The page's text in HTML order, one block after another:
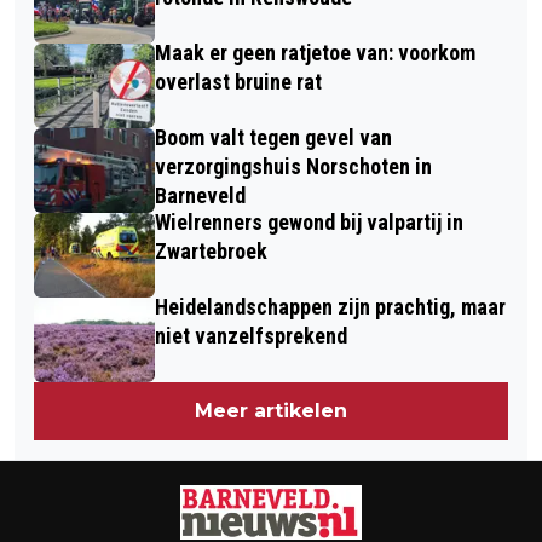
Maak er geen ratjetoe van: voorkom
overlast bruine rat
Boom valt tegen gevel van
verzorgingshuis Norschoten in
Barneveld
Wielrenners gewond bij valpartij in
Zwartebroek
Heidelandschappen zijn prachtig, maar
niet vanzelfsprekend
Meer artikelen